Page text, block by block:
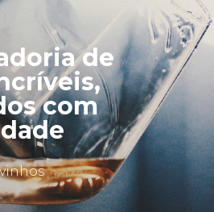
de
com